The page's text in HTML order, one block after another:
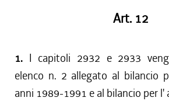
Art. 12
1. I capitoli 2932 e 2933
elenco n. 2 allegato al bilancio
anni 1989-1991 e al bilancio per l'